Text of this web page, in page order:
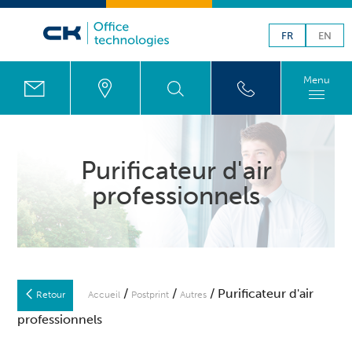
FR EN
Menu
Purificateur d'air
professionnels
Retour Accueil / Postprint /Autres / Purificateur d'air
professionnels